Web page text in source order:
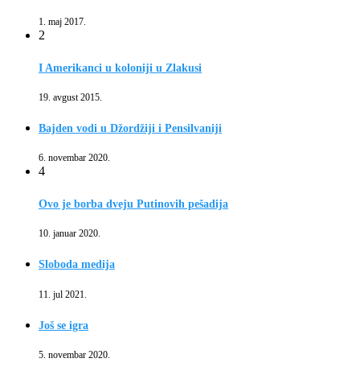
1. maj 2017.
2
I Amerikanci u koloniji u Zlakusi
19. avgust 2015.
Bajden vodi u Džordžiji i Pensilvaniji
6. novembar 2020.
4
Ovo je borba dveju Putinovih pešadija
10. januar 2020.
Sloboda medija
11. jul 2021.
Još se igra
5. novembar 2020.